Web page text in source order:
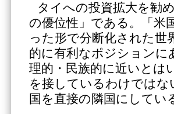
タイへの投資拡大を勧
の優位性」である。「米
った形で分断化された世
的に有利なポジション
理的・民族的に近いとは
を接しているわけではな
国を直接の隣国にしてい